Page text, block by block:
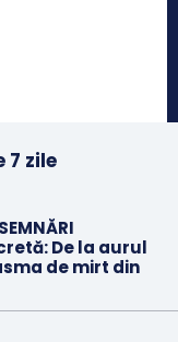
7 zile
De la aurul
de mirt din